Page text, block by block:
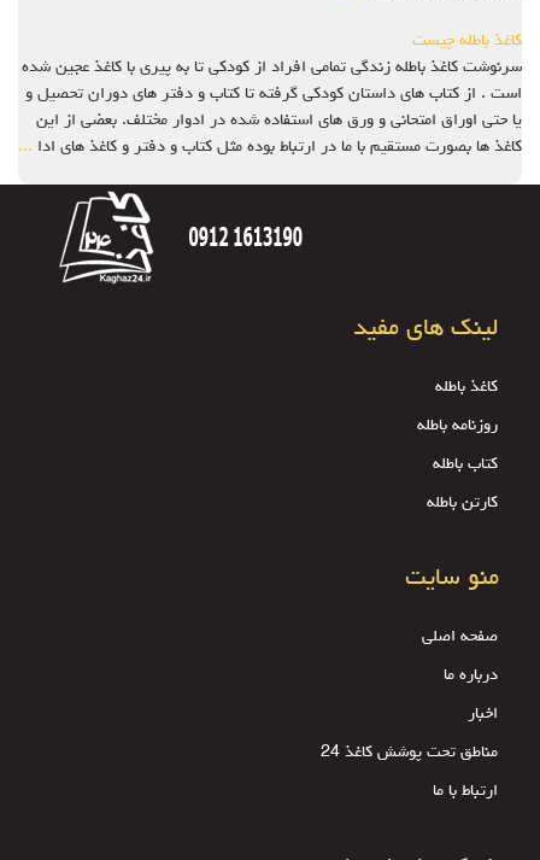
کاغذ باطله چیست
سرنوشت کاغذ باطله زندگی تمامی افراد از کودکی تا به پیری با کاغذ عجین شده
است . از کتاب های داستان کودکی گرفته تا کتاب و دفتر های دوران تحصیل و
یا حتی اوراق امتحانی و ورق های استفاده شده در ادوار مختلف. بعضی از این
کاغذ ها بصورت مستقیم با ما در ارتباط بوده مثل کتاب و دفتر و کاغذ های ادا ...
لینک های مفید
کاغذ باطله
روزنامه باطله
کتاب باطله
کارتن باطله
منو سایت
صفحه اصلی
درباره ما
اخبار
مناطق تحت پوشش کاغذ 24
ارتباط با ما